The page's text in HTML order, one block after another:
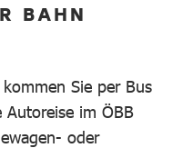
BAHN
Sie per Bus
Autoreise im ÖBB
oder